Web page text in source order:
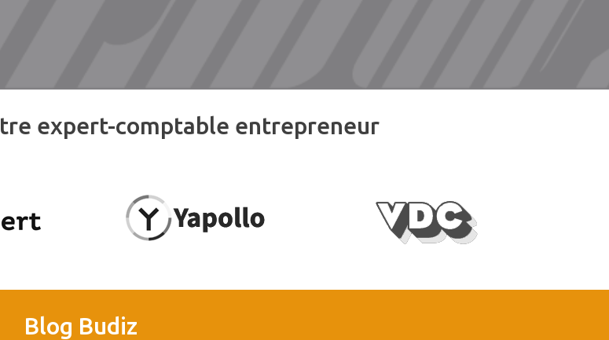
expert-comptable entrepreneur
Blog Budiz